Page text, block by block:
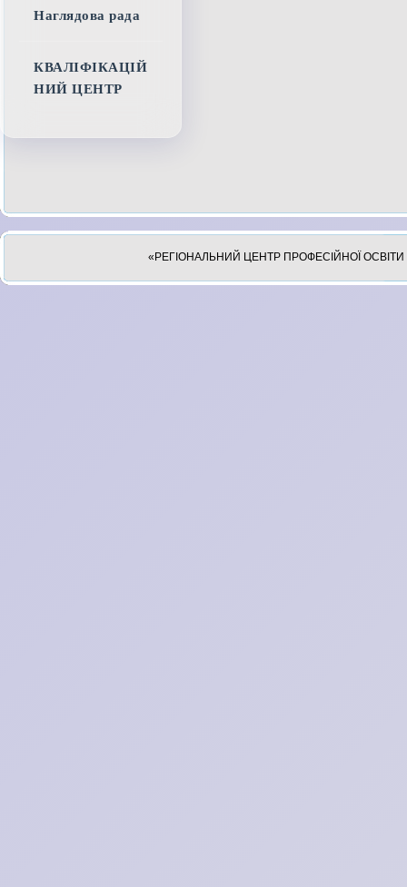
Наглядова рада
КВАЛІФІКАЦІЙ
НИЙ ЦЕНТР
«РЕГІОНАЛЬНИЙ ЦЕНТР ПРОФЕСІЙНОЇ